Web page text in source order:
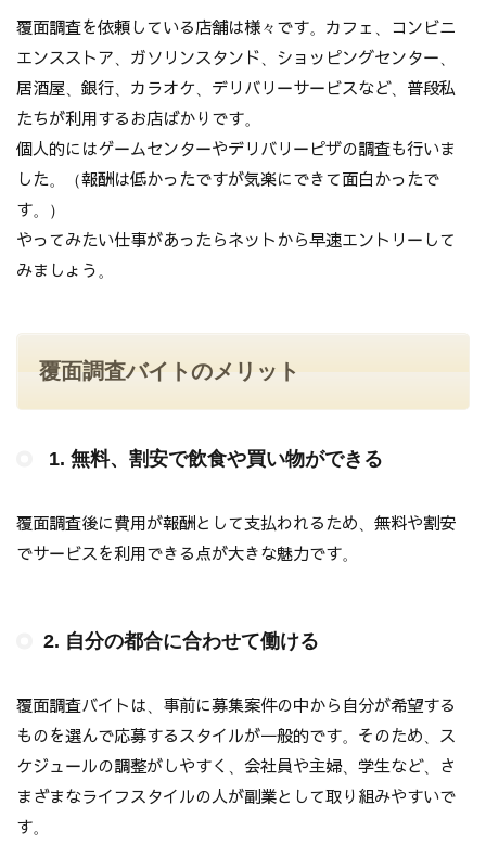
覆面調査を依頼している店舗は様々です。カフェ、コンビニ
エンスストア、ガソリンスタンド、ショッピングセンター、
居酒屋、銀行、カラオケ、デリバリーサービスなど、普段私
たちが利用するお店ばかりです。
個人的にはゲームセンターやデリバリーピザの調査も行いま
した。（報酬は低かったですが気楽にできて面白かったで
す。）
やってみたい仕事があったらネットから早速エントリーして
みましょう。
覆面調査バイトのメリット
1. 無料、割安で飲食や買い物ができる
覆面調査後に費用が報酬として支払われるため、無料や割安
でサービスを利用できる点が大きな魅力です。
2. 自分の都合に合わせて働ける
覆面調査バイトは、事前に募集案件の中から自分が希望する
ものを選んで応募するスタイルが一般的です。そのため、ス
ケジュールの調整がしやすく、会社員や主婦、学生など、さ
まざまなライフスタイルの人が副業として取り組みやすいで
す。